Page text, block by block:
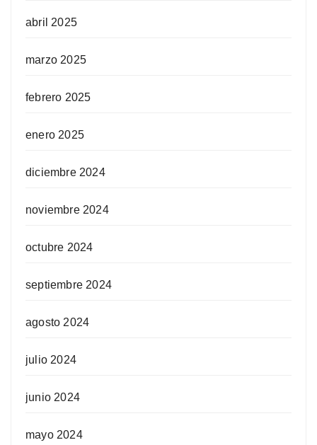
abril 2025
marzo 2025
febrero 2025
enero 2025
diciembre 2024
noviembre 2024
octubre 2024
septiembre 2024
agosto 2024
julio 2024
junio 2024
mayo 2024